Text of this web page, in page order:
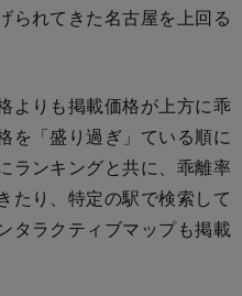
られてきた名古屋を上回る
よりも掲載価格が上方に乖
を「盛り過ぎ」ている順に
ランキングと共に、乖離率
たり、特定の駅で検索して
タラクティブマップも掲載